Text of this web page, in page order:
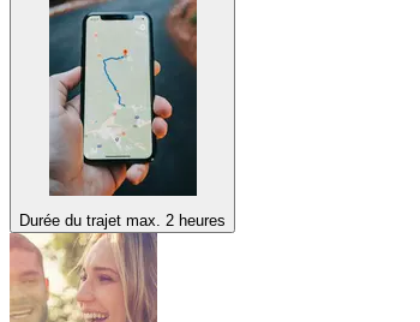
Durée du trajet max. 2 heures